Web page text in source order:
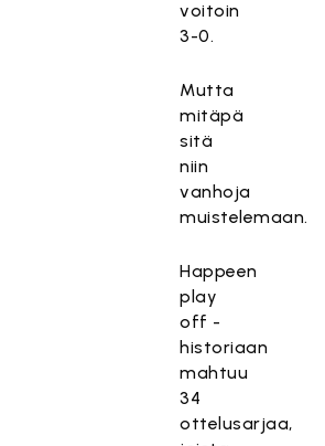
voitoin
3-0.
Mutta
mitäpä
sitä
niin
vanhoja
muistelemaan.
Happeen
play
off -
historiaan
mahtuu
34
ottelusarjaa,